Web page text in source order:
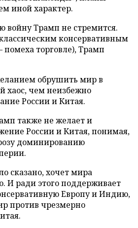
иной характер.
войну Трамп не стремится.
консервативным
помеха торговле), Трамп
обрушить мир в
хаос, чем неизбежно
России и Китая.
также не желает и
России и Китая, понимая,
доминированию
сказано, хочет мира
И ради этого поддерживает
Европу и Индию,
против чрезмерно